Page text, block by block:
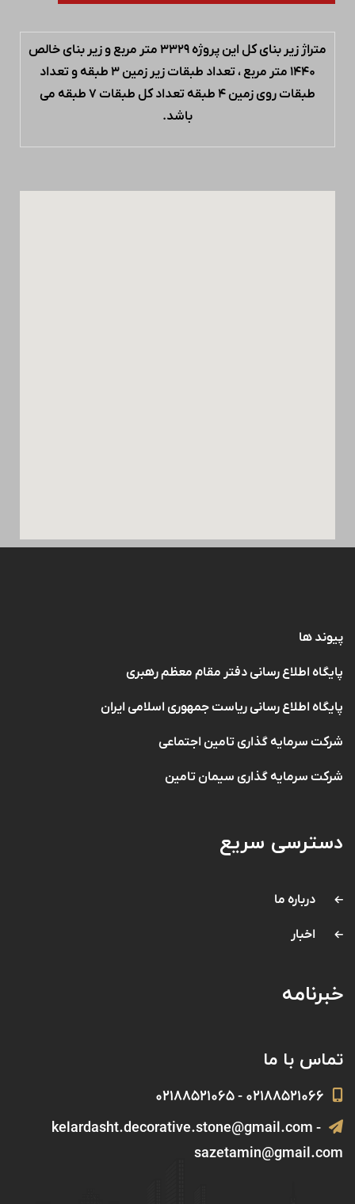
متراژ زیر بنای کل این پروژه ۳۳۲۹ متر مربع و زیر بنای خالص
۱۴۴۰ متر مربع ، تعداد طبقات زیر زمین ۳ طبقه و تعداد
طبقات روی زمین ۴ طبقه تعداد کل طبقات ۷ طبقه می
باشد.
پیوند ها
پایگاه اطلاع رسانی دفتر مقام معظم رهبری
پایگاه اطلاع رسانی ریاست جمهوری اسلامی ایران
شرکت سرمایه گذاری تامین اجتماعی
شرکت سرمایه گذاری سیمان تامین
دسترسی سریع
درباره ما
اخبار
خبرنامه
تماس با ما
۰۲۱۸۸۵۲۱۰۶۶ - ۰۲۱۸۸۵۲۱۰۶۵
kelardasht.decorative.stone@gmail.com -
sazetamin@gmail.com